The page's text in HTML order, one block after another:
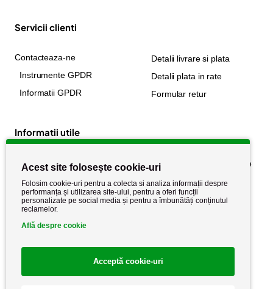
Servicii clienti
Contacteaza-ne
Instrumente GPDR
Informatii GPDR
Detalii livrare si plata
Detalii plata in rate
Formular retur
Informatii utile
Despre noi
Stiri si noutati
Politica de cookie
Politica de confidențialitate
Politica de retur
Termeni si conditii
Acest site folosește cookie-uri
Folosim cookie-uri pentru a colecta si analiza informații despre
performanța și utilizarea site-ului, pentru a oferi funcții
personalizate pe social media și pentru a îmbunătăți conținutul
reclamelor.
Află despre cookie
Acceptă cookie-uri